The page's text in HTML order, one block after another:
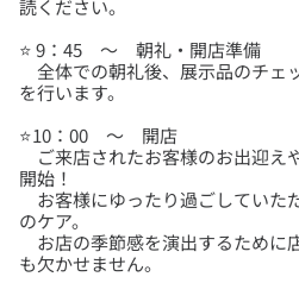
⭐ 9：45 ～ 朝礼・開店準備
全体での朝礼後、展示品のチェ
⭐10：00 ～ 開店
ご来店されたお客様のお出迎え
開始！
お客様にゆったり過ごしていた
のケア。
お店の季節感を演出するために
も欠かせません。